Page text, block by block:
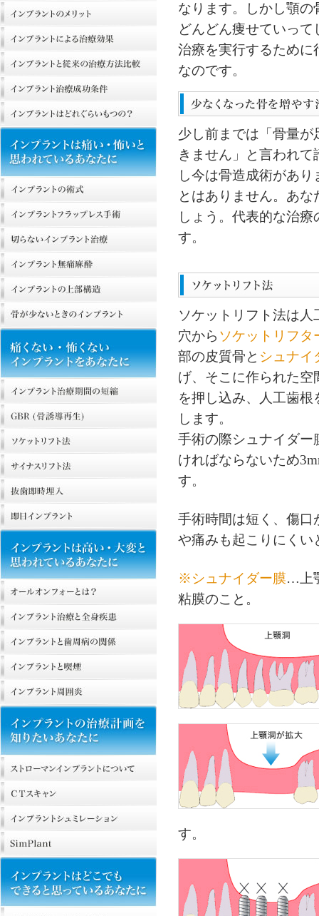
なります。しかし顎
どんどん痩せていっ
治療を実行するために
なのです。
少し前までは「骨量
きません」と言われ
し今は骨造成術があ
とはありません。あ
しょう。代表的な治療
す。
ソケットリフト法は
穴から ソケットリフタ
部の皮質骨と シュナイ
げ、そこに作られた空
を押し込み、人工歯
します。
手術の際シュナイダー
ければならないため
す。
手術時間は短く、傷口
や痛みも起こりにくい
※シュナイダー膜…上
粘膜のこと。
す。